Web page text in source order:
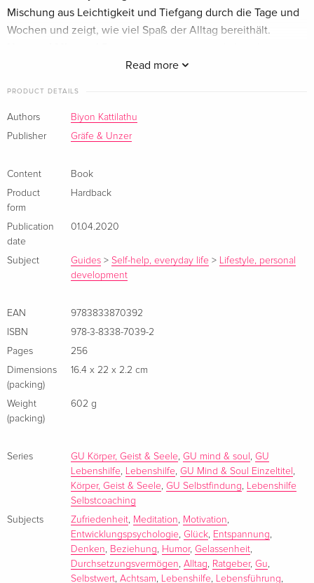
Read more
Mischung aus Leichtigkeit und Tiefgang durch die Tage und
Wochen und zeigt, wie viel Spaß der Alltag bereithält.
motivierende Fragen. Mach kleine überraschende
Lebensthema, zum Beispiel Dankbarkeit oder Selbstliebe.
Jede Menge positive Energie
Mit diesem Tagebuch ist Biyon immer voller Motivation und
guter Laune an deiner Seite.
Dein Gewinn auf einen Blick:
-Nur 2x2 Minuten täglich
-Motivierende Fragen
- Überraschende Challenges
- Berührende Geschichten
Mit diesem Tagebuch ist Biyon immer an deiner Seite!
About the author
Biyon Kattilathu, Kind indischer Einwanderer, im Ruhrpott
PRODUCT DETAILS
Authors
Biyon Kattilathu
Publisher
Gräfe & Unzer
Content
Book
Product
form
Hardback
Publication
date
01.04.2020
Subject Guides > Self-help, everyday life > Lifestyle, personal
development
EAN
9783833870392
ISBN
978-3-8338-7039-2
Pages
256
Dimensions
(packing)
16.4 x 22 x 2.2 cm
Weight
(packing)
602 g
Series GU Körper, Geist & Seele, GU mind & soul , GU
Lebenshilfe, Lebenshilfe, GU Mind & Soul Einzeltitel ,
Körper, Geist & Seele, GU Selbstfindung, Lebenshilfe
Selbstcoaching
Subjects
Zufriedenheit, Meditation, Motivation,
Entwicklungspsychologie, Glück, Entspannung,
Denken, Beziehung, Humor, Gelassenheit,
Durchsetzungsvermögen, Alltag, Ratgeber, Gu,
Selbstwert, Achtsam, Lebenshilfe, Lebensführung,